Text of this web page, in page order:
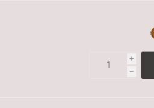
i
h